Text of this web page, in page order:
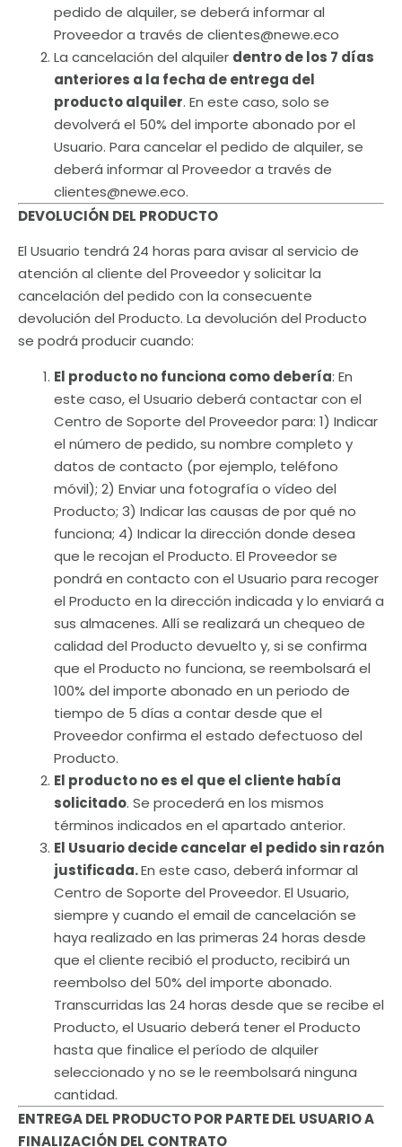
pedido de alquiler, se deberá informar al
Proveedor a través de clientes@newe.eco
La cancelación del alquiler dentro de los 7 días
anteriores a la fecha de entrega del
producto alquiler. En este caso, solo se
devolverá el 50% del importe abonado por el
Usuario. Para cancelar el pedido de alquiler, se
deberá informar al Proveedor a través de
clientes@newe.eco.
DEVOLUCIÓN DEL PRODUCTO
El Usuario tendrá 24 horas para avisar al servicio de
atención al cliente del Proveedor y solicitar la
cancelación del pedido con la consecuente
devolución del Producto. La devolución del Producto
se podrá producir cuando:
El producto no funciona como debería: En
este caso, el Usuario deberá contactar con el
Centro de Soporte del Proveedor para: 1) Indicar
el número de pedido, su nombre completo y
datos de contacto (por ejemplo, teléfono
móvil); 2) Enviar una fotografía o vídeo del
Producto; 3) Indicar las causas de por qué no
funciona; 4) Indicar la dirección donde desea
que le recojan el Producto. El Proveedor se
pondrá en contacto con el Usuario para recoger
el Producto en la dirección indicada y lo enviará a
sus almacenes. Allí se realizará un chequeo de
calidad del Producto devuelto y, si se confirma
que el Producto no funciona, se reembolsará el
100% del importe abonado en un periodo de
tiempo de 5 días a contar desde que el
Proveedor confirma el estado defectuoso del
Producto.
El producto no es el que el cliente había
solicitado. Se procederá en los mismos
términos indicados en el apartado anterior.
El Usuario decide cancelar el pedido sin razón
justificada.En este caso, deberá informar al
Centro de Soporte del Proveedor. El Usuario,
siempre y cuando el email de cancelación se
haya realizado en las primeras 24 horas desde
que el cliente recibió el producto, recibirá un
reembolso del 50% del importe abonado.
Transcurridas las 24 horas desde que se recibe el
Producto, el Usuario deberá tener el Producto
hasta que finalice el período de alquiler
seleccionado y no se le reembolsará ninguna
cantidad.
ENTREGA DEL PRODUCTO POR PARTE DEL USUARIO A
FINALIZACIÓN DEL CONTRATO